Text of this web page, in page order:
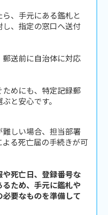
、手元にある鑑札と
、指定の窓口へ送付
送前に自治体に対応
めにも、特定記録郵
と安心です。
しい場合、担当部署
る死亡届の手続きが可
死亡日、登録番号な
ため、手元に鑑札や
要なものを準備して